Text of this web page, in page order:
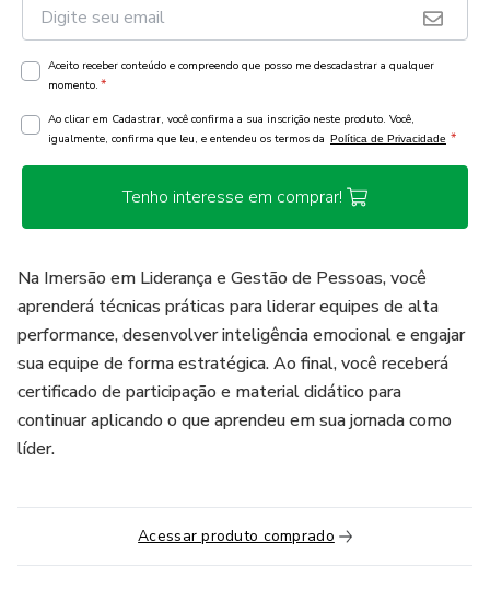
Aceito receber conteúdo e compreendo que posso me descadastrar a qualquer
momento. *
Ao clicar em Cadastrar, você confirma a sua inscrição neste produto. Você,
igualmente, confirma que leu, e entendeu os termos da Política de Privacidade *
Tenho interesse em comprar!
Na Imersão em Liderança e Gestão de Pessoas, você
aprenderá técnicas práticas para liderar equipes de alta
performance, desenvolver inteligência emocional e engajar
sua equipe de forma estratégica. Ao final, você receberá
certificado de participação e material didático para
continuar aplicando o que aprendeu em sua jornada como
líder.
Acessar produto comprado